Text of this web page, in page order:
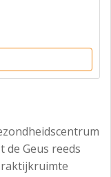
Geus reeds